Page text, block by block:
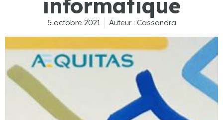
informatique
5 octobre 2021 Auteur : Cassandra